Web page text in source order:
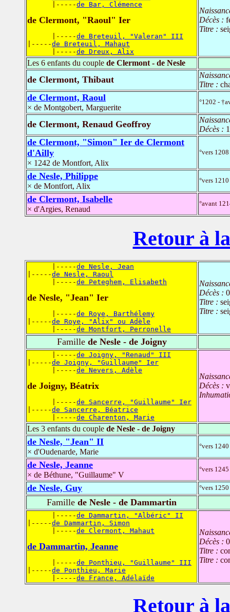
      |-----
de Bar, Clémence
de Clermont, "Raoul" Ier
      |-----
de Breteuil, "Valeran" III
|-----de Breteuil, Mahaut
      |-----
de Dreux, Alix
Décès :
Titre :
Les 6 enfants du couple de Clermont - de Nesle
de Clermont, Thibaut
Titre :
de Clermont, Raoul
× de Montgobert, Marguerite
°1202 -
de Clermont, Renaud Geoffroy
Décès :
de Clermont, "Simon" Ier de Clermont
d'Ailly
× 1242 de Montfort, Alix
°vers
de Nesle, Philippe
× de Montfort, Alix
°vers
de Clermont, Isabelle
× d'Argies, Renaud
°avant
Retour à
      |-----
de Nesle, Jean
|-----de Nesle, Raoul
      |-----
de Peteghem, Elisabeth
de Nesle, "Jean" Ier
      |-----
de Roye, Barthélemy
|-----de Roye, "Alix" ou Adèle
      |-----
de Montfort, Perronelle
Décès :
Titre :
Titre :
Famillede Nesle - de Joigny
      |-----
de Joigny, "Renaud" III
|-----de Joigny, "Guillaume" Ier
      |-----
de Nevers, Adèle
de Joigny, Béatrix
      |-----
de Sancerre, "Guillaume" Ier
|-----de Sancerre, Béatrice
      |-----
de Charenton, Marie
Décès :
Les 3 enfants du couple de Nesle - de Joigny
de Nesle, "Jean" II
× d'Oudenarde, Marie
°vers
de Nesle, Jeanne
× de Béthune, "Guillaume" V
°vers
de Nesle, Guy °vers
Famille de Nesle - de Dammartin
      |-----
de Dammartin, "Albéric" II
|-----de Dammartin, Simon
      |-----
de Clermont, Mahaut
de Dammartin, Jeanne
      |-----
de Ponthieu, "Guillaume" III
|-----de Ponthieu, Marie
      |-----
de France, Adélaïde
Décès :
Titre :
Titre :
Retour à